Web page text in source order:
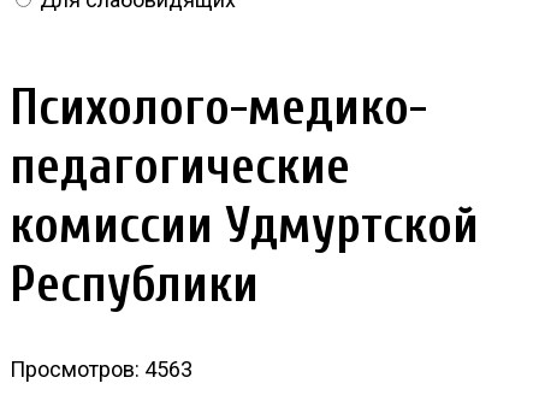
Психолого-медико-
педагогические
комиссии Удмуртской
Республики
Просмотров: 4563